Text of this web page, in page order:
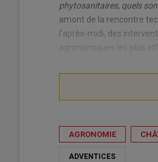
phytosanitaires, quels
amont de la rencontre
l'après-midi, des
AGRONOMIE
ADVENTICES